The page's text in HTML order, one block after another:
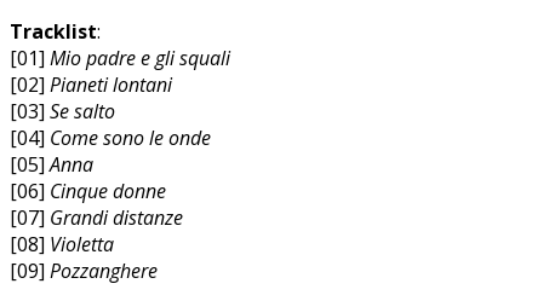
Tracklist:
[01] Mio padre e gli squali
[02] Pianeti lontani
[03] Se salto
[04] Come sono le onde
[05]Anna
[06] Cinque donne
[07] Grandi distanze
[08] Violetta
[09] Pozzanghere